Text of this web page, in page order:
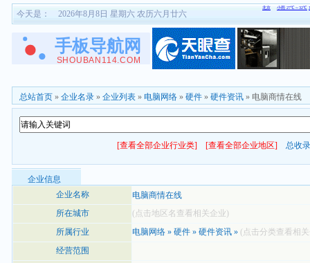
今天是： 2026年8月8日 星期六 农历六月廿六
总站首页 » 企业名录 » 企业列表 » 电脑网络 » 硬件 » 硬件资讯 » 电脑商情在线
[查看全部企业行业类] [查看全部企业地区] 总收
企业信息
企业名称
电脑商情在线
所在城市
(点击地区名查看相关企业)
所属行业
电脑网络 » 硬件 » 硬件资讯 » (点击分类查看相
经营范围